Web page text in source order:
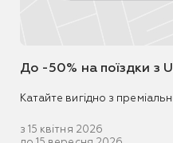
До -50% на поїздки з
Катайте вигідно з
з 15 квітня 2026